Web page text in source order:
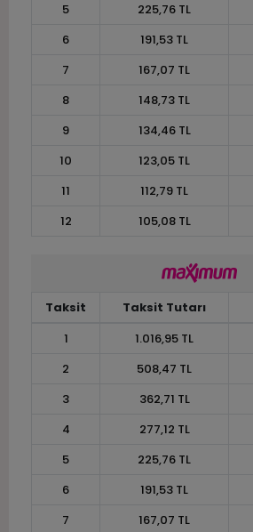
5
225,76 TL
6
191,53 TL
7
167,07 TL
8
148,73 TL
9
134,46 TL
10
123,05 TL
11
112,79 TL
12
105,08 TL
Taksit Taksit Tutarı
1
1.016,95 TL
2
508,47 TL
3
362,71 TL
4
277,12 TL
5
225,76 TL
6
191,53 TL
7
167,07 TL